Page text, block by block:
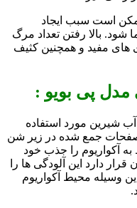
است سبب ایجاد
شود. بالا رفتن تعداد مرگ
های مفید و همچنین کثیف
مدل پی بویو :
آب شیرین مورد استفاده
جمع شده در زیر شن
آکواریوم را جذب خود
دارد این آلودگی ها را
وسیله محیط آکواریوم